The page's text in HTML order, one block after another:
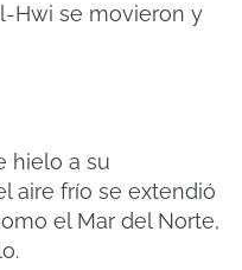
Hwi se movieron y
hielo a su
aire frío se extendió
el Mar del Norte,